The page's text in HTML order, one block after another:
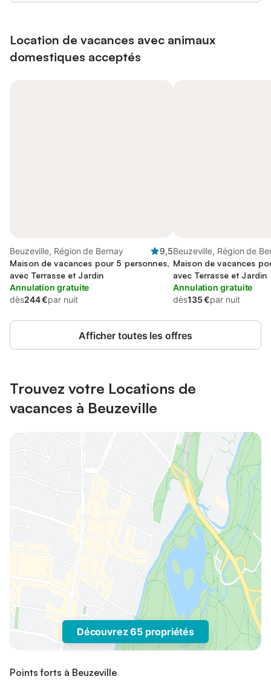
Location de vacances avec animaux
domestiques acceptés
Beuzeville, Région de Bernay
9,5
Maison de vacances pour 5 personnes,
avec Terrasse et Jardin
Annulation gratuite
dès244 €par nuit
Beuzeville, Région de
Maison de vacances
avec Terrasse et Jardin
Annulation gratuite
dès135 €par nuit
Afficher toutes les offres
Trouvez votre Locations de
vacances à Beuzeville
Découvrez 65 propriétés
Points forts à Beuzeville